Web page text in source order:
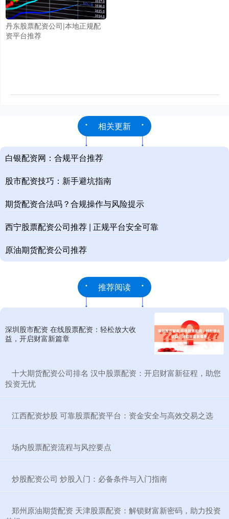
丹东股票配资公司|本地正规配
资平台推荐
相关更新
白银配资网：合规平台推荐
股市配资技巧：新手避坑指南
期货配资合法吗？合规操作与风险提示
西宁股票配资公司推荐 | 正规平台安全可靠
原油期货配资公司推荐
推荐阅读
深圳股市配资 在线股票配资：轻松放大收
益，开启财富新篇章
​十大期货配资公司排名 汉中股票配资：开启财富新征程，助您
投资无忧
​江西配资炒股 可靠股票配资平台：资金安全与高效交易之选
​场内股票配资流程与风控要点
​炒股配资公司 炒股入门：必备条件与入门指南
​郑州原油期货配资 天津股票配资：解锁财富新密码，助力投资